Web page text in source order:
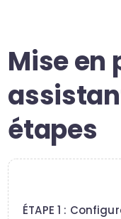
Mise en
étapes
ÉTAPE 1 :